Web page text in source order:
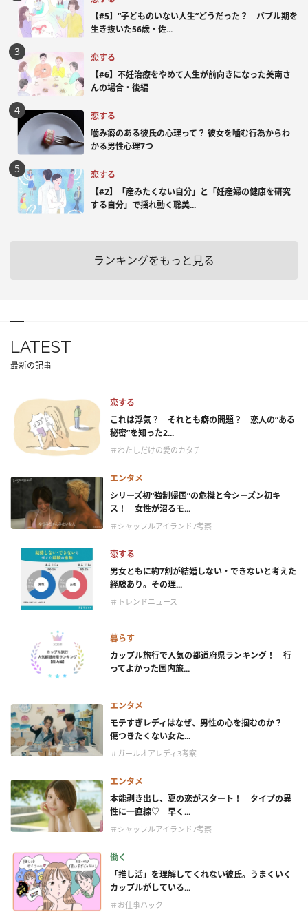
【#5】“子どものいない人生”どうだった？ バブル期を
生き抜いた56歳・佐...
恋する
【#6】不妊治療をやめて人生が前向きになった美南さ
んの場合・後編
恋する
噛み癖のある彼氏の心理って？ 彼女を噛む行為からわ
かる男性心理7つ
恋する
【#2】「産みたくない自分」と「妊産婦の健康を研究
する自分」で揺れ動く聡美...
ランキングをもっと見る
LATEST
最新の記事
恋する
これは浮気？ それとも癖の問題？ 恋人の“ある
秘密”を知った2...
＃わたしだけの愛のカタチ
エンタメ
シリーズ初“強制帰国”の危機と今シーズン初キ
ス！ 女性が沼るモ...
＃シャッフルアイランド7考察
恋する
男女ともに約7割が結婚しない・できないと考えた
経験あり。その理...
＃トレンドニュース
暮らす
カップル旅行で人気の都道府県ランキング！ 行
ってよかった国内旅...
エンタメ
モテすぎレディはなぜ、男性の心を掴むのか？
傷つきたくない女た...
＃ガールオアレディ3考察
エンタメ
本能剥き出し、夏の恋がスタート！ タイプの異
性に一直線♡ 早く...
＃シャッフルアイランド7考察
働く
「推し活」を理解してくれない彼氏。うまくいく
カップルがしている...
＃お仕事ハック